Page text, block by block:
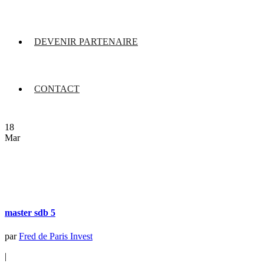
DEVENIR PARTENAIRE
CONTACT
18
Mar
master sdb 5
parFred de Paris Invest
|